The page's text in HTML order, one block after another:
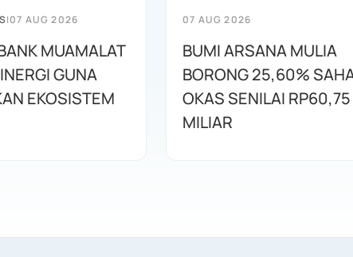
|07 AUG 2026
MUAMALAT
GUNA
EKOSISTEM
07 AUG 2026
BUMI ARSANA MULIA
BORONG 25,60%
OKAS SENILAI RP60,75
MILIAR